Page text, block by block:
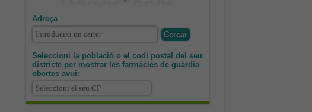
Adreça
Seleccioni la població o el codi postal del seu
districte per mostrar les farmàcies de guàrdia
obertes avui: